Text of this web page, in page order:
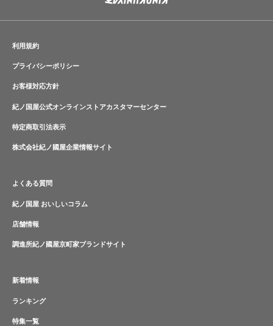
利用規約
プライバシーポリシー
お客様対応方針
紀ノ国屋公式オンラインストアカスタマーセンター
特定商取引法表示
株式会社紀ノ國屋企業情報サイト
よくある質問
紀ノ国屋 おいしいコラム
店舗情報
調進所紀ノ國屋京町家ブランドサイト
新着情報
ランキング
特集一覧